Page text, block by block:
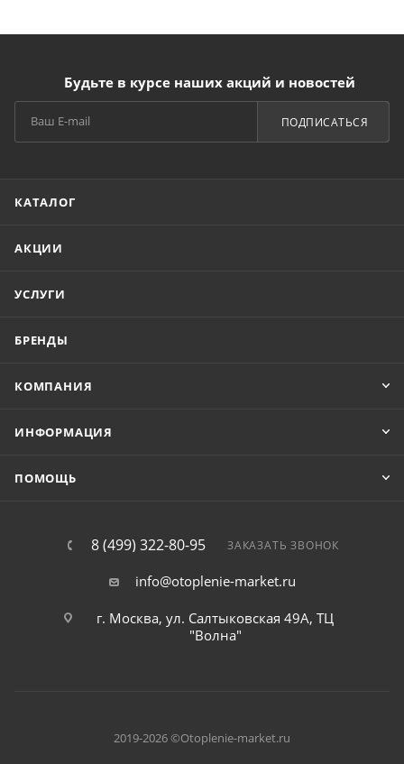
Будьте в курсе наших акций и новостей
ПОДПИСАТЬСЯ
КАТАЛОГ
АКЦИИ
УСЛУГИ
БРЕНДЫ
КОМПАНИЯ
ИНФОРМАЦИЯ
ПОМОЩЬ
8 (499) 322-80-95 ЗАКАЗАТЬ ЗВОНОК
info@otoplenie-market.ru
г. Москва, ул. Салтыковская 49А, ТЦ
"Волна"
2019-2026 ©Otoplenie-market.ru